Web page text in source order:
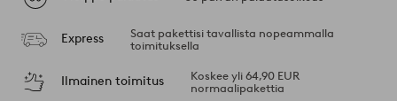
Express
Saat pakettisi tavallista nopeammalla
toimituksella
Ilmainen toimitus
Koskee yli 64,90 EUR
normaalipakettia